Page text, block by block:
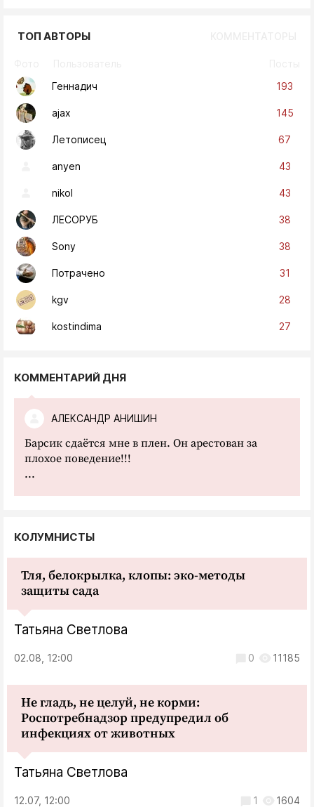
ТОП АВТОРЫ
Геннадич
193
ajax 145
Летописец 67
anyen 43
nikol 43
ЛЕСОРУБ 38
Sony 38
Потрачено 31
kgv 28
kostindima 27
КОММЕНТАРИЙ ДНЯ
АЛЕКСАНДР АНИШИН
Барсик сдаётся мне в плен. Он арестован за
плохое поведение!!!
...
КОЛУМНИСТЫ
Тля, белокрылка, клопы: эко-методы
защиты сада
Татьяна Светлова
02.08, 12:00 0 11185
Не гладь, не целуй, не корми:
Роспотребнадзор предупредил об
инфекциях от животных
Татьяна Светлова
12.07, 12:00 1 1604